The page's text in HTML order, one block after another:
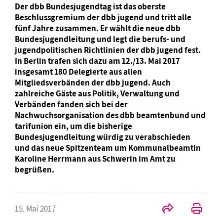
Der dbb Bundesjugendtag ist das oberste
Beschlussgremium der dbb jugend und tritt alle
fünf Jahre zusammen. Er wählt die neue dbb
Bundesjugendleitung und legt die berufs- und
jugendpolitischen Richtlinien der dbb jugend fest.
In Berlin trafen sich dazu am 12./13. Mai 2017
insgesamt 180 Delegierte aus allen
Mitgliedsverbänden der dbb jugend. Auch
zahlreiche Gäste aus Politik, Verwaltung und
Verbänden fanden sich bei der
Nachwuchsorganisation des dbb beamtenbund und
tarifunion ein, um die bisherige
Bundesjugendleitung würdig zu verabschieden
und das neue Spitzenteam um Kommunalbeamtin
Karoline Herrmann aus Schwerin im Amt zu
begrüßen.
15. Mai 2017